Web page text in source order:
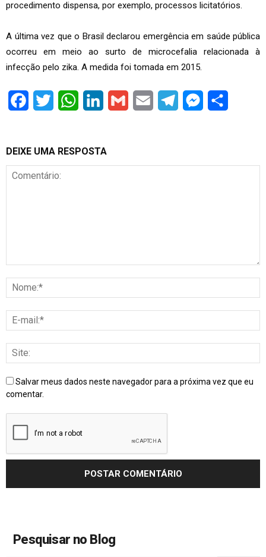
procedimento dispensa, por exemplo, processos licitatórios.
A última vez que o Brasil declarou emergência em saúde pública
ocorreu em meio ao surto de microcefalia relacionada à
infecção pelo zika. A medida foi tomada em 2015.
Facebook
Twitter WhatsAppLinkedInGmail Email TelegramMessenger
DEIXE UMA RESPOSTA
Salvar meus dados neste navegador para a próxima vez que eu
comentar.
Pesquisar no Blog